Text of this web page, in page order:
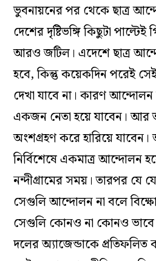
ভুবনায়নের পর থেকে ছাত্র
দেশের দৃষ্টিভঙ্গি কিছুটা
আরও জটিল। এদেশে ছাত্র
হবে, কিন্তু কয়েকদিন পরেই
দেখা যাবে না। কারণ
একজন নেতা হয়ে যাবেন। আর
অংশগ্রহণ করে হারিয়ে
নির্বিশেষে একমাত্র আন্দোলন
নন্দীগ্রামের সময়। তারপর যে
সেগুলি আন্দোলন না বলে
সেগুলি কোনও না কোনও
দলের অ্যাজেন্ডাকে প্রতিফলিত